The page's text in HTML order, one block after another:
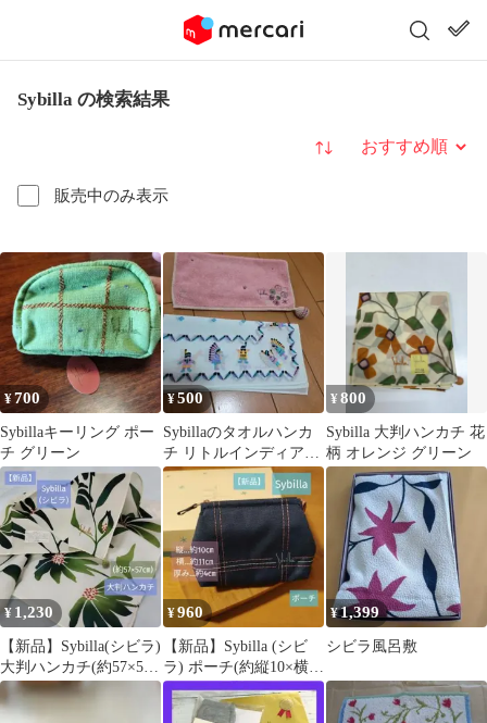
Sybilla の検索結果
販売中のみ表示
並び替え
¥700
Sybillaキーリング ポー
チ グリーン
¥500
Sybillaのタオルハンカ
チ リトルインディアン
のハンカチ 2枚セット
¥800
Sybilla 大判ハンカチ 花
柄 オレンジ グリーン
¥ 1,230
【新品】Sybilla(シビラ)
大判ハンカチ(約57×57
㎝) 花柄ボタニカル緑
¥960
【新品】Sybilla (シビ
ラ) ポーチ(約縦10×横11
㎝厚み4㎝)
¥1,399
シビラ風呂敷